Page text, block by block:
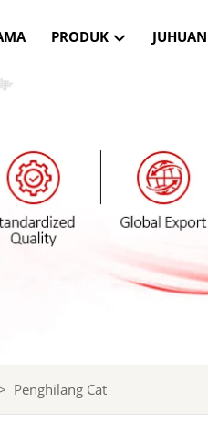
PRODUK JUHUAN
Penghilang Cat